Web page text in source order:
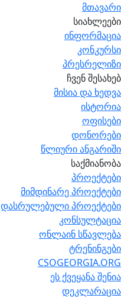
მთავარი
სიახლეები
ინფორმაცია
კონკურსი
პრესრელიზი
ჩვენ შესახებ
მისია და ხედვა
ისტორია
ოფისები
დონორები
წლიური ანგარიში
საქმიანობა
პროექტები
მიმდინარე პროექტები
დასრულებული პროექტები
კონსულტაცია
ონლაინ სწავლება
ტრენინგები
CSOGEORGIA.ORG
ეს ქვეყანა შენია
დეკლარაცია